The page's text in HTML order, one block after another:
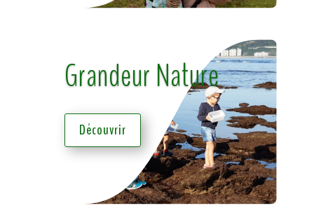
Grandeur Nature
Découvrir